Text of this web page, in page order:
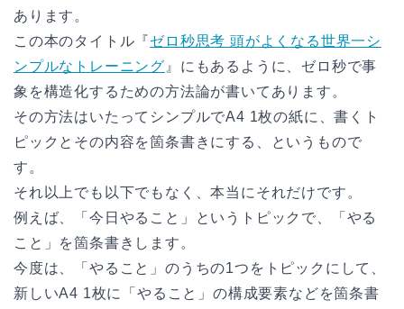
あります。
この本のタイトル『ゼロ秒思考 頭がよくなる世界一シ
ンプルなトレーニング』にもあるように、ゼロ秒で事
象を構造化するための方法論が書いてあります。
その方法はいたってシンプルでA4 1枚の紙に、書くト
ピックとその内容を箇条書きにする、というもので
す。
それ以上でも以下でもなく、本当にそれだけです。
例えば、「今日やること」というトピックで、「やる
こと」を箇条書きします。
今度は、「やること」のうちの1つをトピックにして、
新しいA4 1枚に「やること」の構成要素などを箇条書